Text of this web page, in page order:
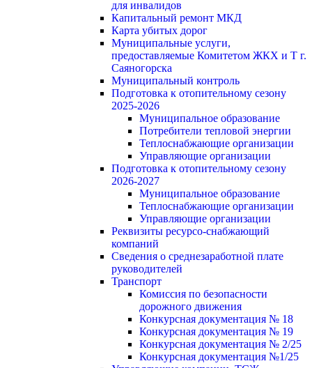
для инвалидов
Капитальный ремонт МКД
Карта убитых дорог
Муниципальные услуги,
предоставляемые Комитетом ЖКХ и Т г.
Саяногорска
Муниципальный контроль
Подготовка к отопительному сезону
2025-2026
Муниципальное образование
Потребители тепловой энергии
Теплоснабжающие организации
Управляющие организации
Подготовка к отопительному сезону
2026-2027
Муниципальное образование
Теплоснабжающие организации
Управляющие организации
Реквизиты ресурсо-снабжающий
компаний
Сведения о среднезаработной плате
руководителей
Транспорт
Комиссия по безопасности
дорожного движения
Конкурсная документация № 18
Конкурсная документация № 19
Конкурсная документация № 2/25
Конкурсная документация №1/25